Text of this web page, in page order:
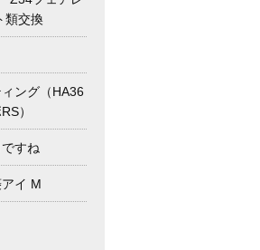
類交換
ング（HA36
）
すね
イ M